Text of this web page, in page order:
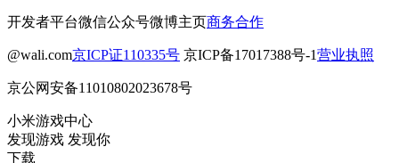
开发者平台微信公众号微博主页商务合作
@wali.com京ICP证110335号 京ICP备17017388号-1营业执照
京公网安备11010802023678号
小米游戏中心
发现游戏 发现你
下载